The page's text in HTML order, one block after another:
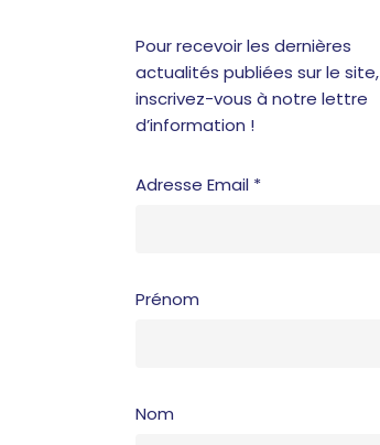
Pour recevoir les dernières
actualités publiées sur le site,
inscrivez-vous à notre lettre
d’information !
Adresse Email *
Prénom
Nom